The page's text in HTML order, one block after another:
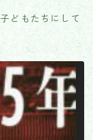
どもたちにして